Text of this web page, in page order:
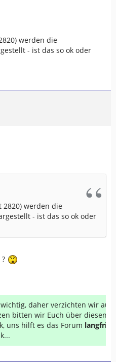
werden die
- ist das so ok oder
2820) werden die
- ist das so ok oder
daher verzichten wir auf
bitten wir Euch über diesen
uns hilft es das Forum